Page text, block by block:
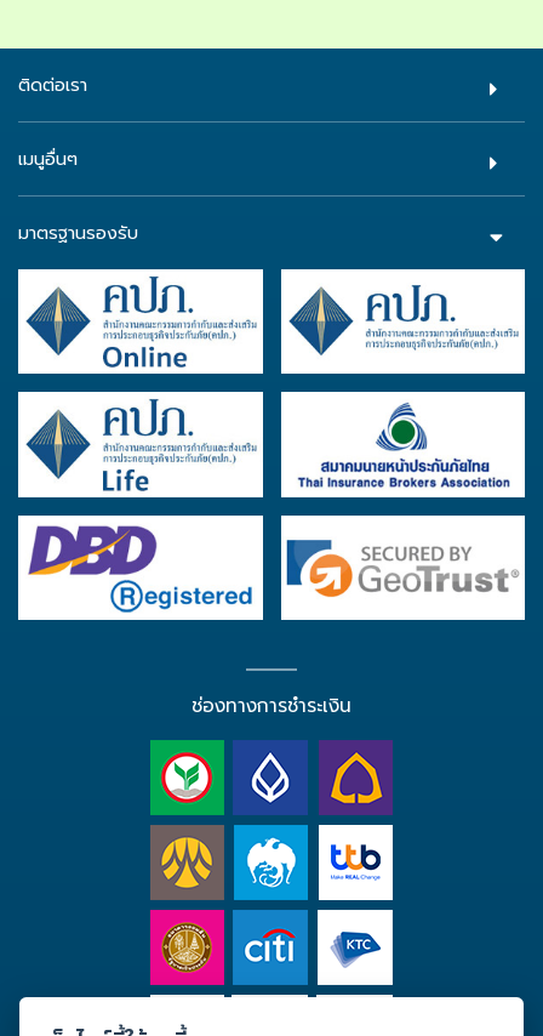
ติดต่อเรา
เมนูอื่นๆ
มาตรฐานรองรับ
ช่องทางการชำระเงิน